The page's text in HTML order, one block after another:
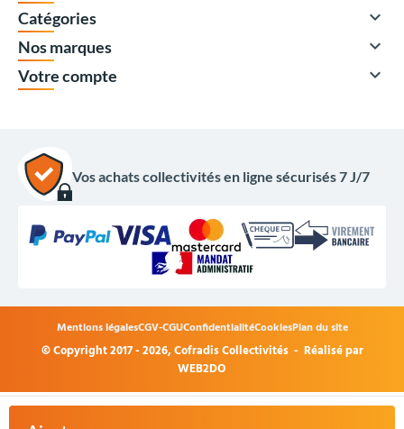
475,50 €
570,60 €TTC
Catégories 
Nos marques 
Votre compte 
Vos achats collectivités en ligne sécurisés 7 J/7
© Copyright 2017 - 2026,Cofradis Collectivités - Réalisé par
WEB2DO
Mentions légalesCGV-CGUConfidentialitéCookiesPlan du site